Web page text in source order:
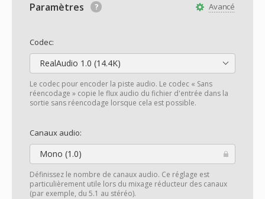
Avancé
Paramètres
Codec:
RealAudio 1.0 (14.4K)
Le codec pour encoder la piste audio. Le codec « Sans
réencodage » copie le flux audio du fichier d'entrée dans la
sortie sans réencodage lorsque cela est possible.
Canaux audio:
Mono (1.0)
Définissez le nombre de canaux audio. Ce réglage est
particulièrement utile lors du mixage réducteur des canaux
(par exemple, du 5.1 au stéréo).